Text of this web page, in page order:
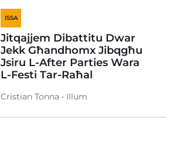
ISSA
Jitqajjem Dibattitu Dwar
Jekk Għandhomx Jibqgħu
Jsiru L-After Parties Wara
L-Festi Tar-Raħal
Cristian Tonna • Illum